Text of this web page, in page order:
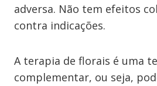
adversa. Não tem efeitos
contra indicações.
A terapia de florais é uma
complementar, ou seja,